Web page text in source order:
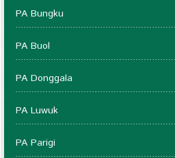
PA Bungku
PA Buol
PA Donggala
PA Luwuk
PA Parigi